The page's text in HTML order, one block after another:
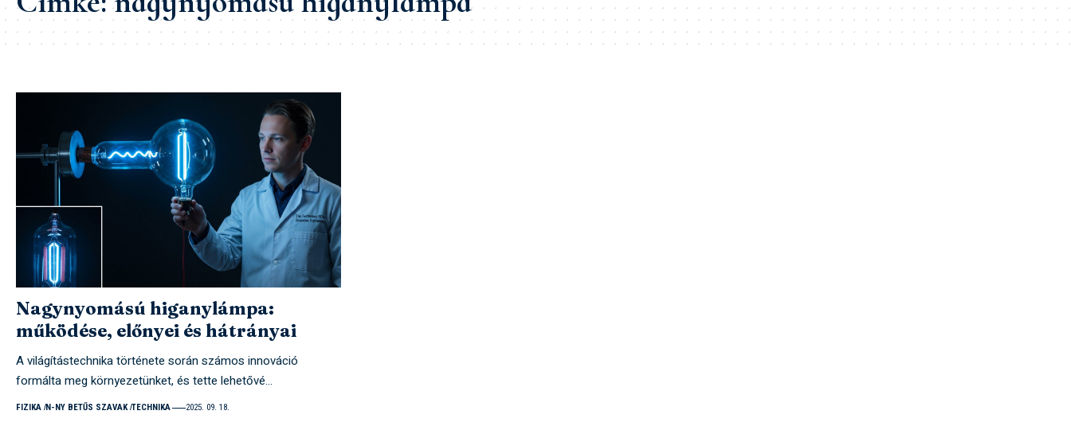
Nagynyomású higanylámpa:
működése, előnyei és hátrányai
A világítástechnika története során számos innováció
formálta meg környezetünket, és tette lehetővé…
FIZIKA N-NY BETŰS SZAVAK TECHNIKA 2025. 09. 18.